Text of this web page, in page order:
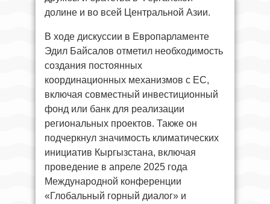
долине и во всей Центральной Азии.
В ходе дискуссии в Европарламенте
Эдил Байсалов отметил необходимость
создания постоянных
координационных механизмов с ЕС,
включая совместный инвестиционный
фонд или банк для реализации
региональных проектов. Также он
подчеркнул значимость климатических
инициатив Кыргызстана, включая
проведение в апреле 2025 года
Международной конференции
«Глобальный горный диалог» и